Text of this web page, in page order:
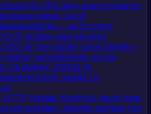
ile SPA akışı arama botlarını
eksik içerik)
+ performans
birlikte nasıl ele alınır
ile ‘bot-visible’ içerik iskeleti +
visible’ güncellemeler ayrımı
Stratejileri: SSR’de ilk
özet içerik, iskelet UI,
Header Kontrolü: geçici hata
sayfaları, dinamik sayfalar için